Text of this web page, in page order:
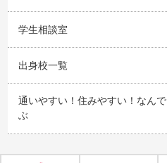
学生相談室
出身校一覧
通いやすい！住みやすい！なん
ぶ